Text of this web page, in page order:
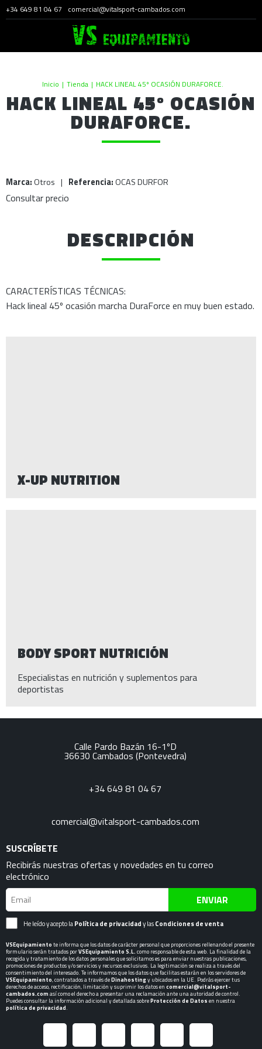
+34 649 81 04 67 comercial@vitalsport-cambados.com
Inicio | Tienda | HACK LINEAL 45º OCASIÓN DURAFORCE.
HACK LINEAL 45º OCASIÓN
DURAFORCE.
Marca:Otros | Referencia:OCAS DURFOR
Consultar precio
DESCRIPCIÓN
CARACTERÍSTICAS TÉCNICAS:
Hack lineal 45º ocasión marcha DuraForce en muy buen estado.
X-UP NUTRITION
BODY SPORT NUTRICIÓN
Especialistas en nutrición y suplementos para
deportistas
Calle Pardo Bazán 16-1ºD
36630 Cambados (Pontevedra)
+34 649 81 04 67
comercial@vitalsport-cambados.com
SUSCRÍBETE
Recibirás nuestras ofertas y novedades en tu correo
electrónico
ENVIAR
He leído y acepto laPolítica de privacidady lasCondiciones de venta
VSEquipamiento te informa que los datos de carácter personal que proporciones rellenando el presente
formulario serán tratados porVSEquipamiento S.L. como responsable de esta web. La finalidad de la
recogida y tratamiento de los datos personales que solicitamos es para enviar nuestras publicaciones,
promociones de productos y/o servicios y recursos exclusivos. La legitimación se realiza a través del
consentimiento del interesado. Te informamos que los datos que facilitas estarán en los servidores de
VSEquipamiento, contratados a través deDinahostingy ubicados en la UE. Podrás ejercer tus
derechos de acceso, rectificación, limitación y suprimir los datos en comercial@vitalsport-
cambados.com así como el derecho a presentar una reclamación ante una autoridad de control.
Puedes consultar la información adicional y detallada sobreProtección de Datos en nuestra
política de privacidad.